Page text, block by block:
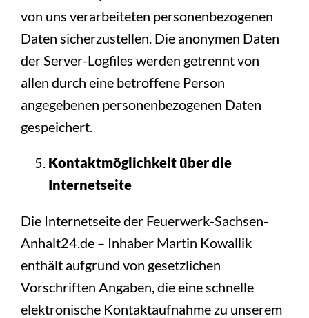
von uns verarbeiteten personenbezogenen
Daten sicherzustellen. Die anonymen Daten
der Server-Logfiles werden getrennt von
allen durch eine betroffene Person
angegebenen personenbezogenen Daten
gespeichert.
Kontaktmöglichkeit über die
Internetseite
Die Internetseite der Feuerwerk-Sachsen-
Anhalt24.de – Inhaber Martin Kowallik
enthält aufgrund von gesetzlichen
Vorschriften Angaben, die eine schnelle
elektronische Kontaktaufnahme zu unserem